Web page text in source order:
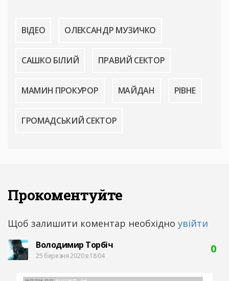
ВІДЕО ОЛЕКСАНДР МУЗИЧКО
САШКО БІЛИЙ ПРАВИЙ СЕКТОР
МАМИН ПРОКУРОР МАЙДАН РІВНЕ
ГРОМАДСЬКИЙ СЕКТОР
Прокоментуйте
Щоб залишити коментар необхідно увійти
Володимир Торбіч
25 березня 2020 в 18:04
0